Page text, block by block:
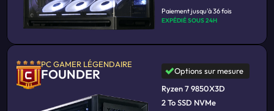
Paiement jusqu'à 36 fois
EXPÉDIÉ SOUS 24H
PC GAMER LÉGENDAIRE
FOUNDER
Options sur mesure
Ryzen 7 9850X3D
2 To SSD NVMe